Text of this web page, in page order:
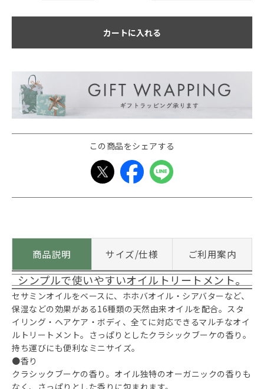
カートに入れる
この商品をシェアする
商品説明 サイズ/仕様 ご利用案内
シンプルで使いやすいオイルトリートメント。
セサミンオイルをベースに、ホホバオイル・シアバターなど、
保湿などの効果がある16種類の天然由来オイルを配合。スタ
イリング・ヘアケア・ボディ、全てに対応できるマルチなオイ
ルトリートメント。さっぱりとしたクラシックブーケの香り。
持ち運びにも便利なミニサイズ。
●香り
クラシックブーケの香り。オイル独特のオーガニックの香りも